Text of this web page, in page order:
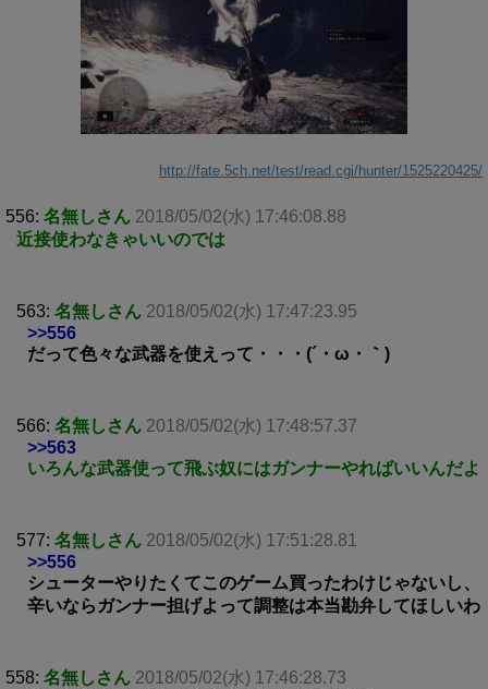
http://fate.5ch.net/test/read.cgi/hunter/1525220425/
556: 名無しさん 2018/05/02(水) 17:46:08.88
近接使わなきゃいいのでは
563: 名無しさん 2018/05/02(水) 17:47:23.95
>>556
だって色々な武器を使えって・・・(´・ω・｀)
566: 名無しさん 2018/05/02(水) 17:48:57.37
>>563
いろんな武器使って飛ぶ奴にはガンナーやればいいんだよ
577: 名無しさん 2018/05/02(水) 17:51:28.81
>>556
シューターやりたくてこのゲーム買ったわけじゃないし、
辛いならガンナー担げよって調整は本当勘弁してほしいわ
558: 名無しさん 2018/05/02(水) 17:46:28.73